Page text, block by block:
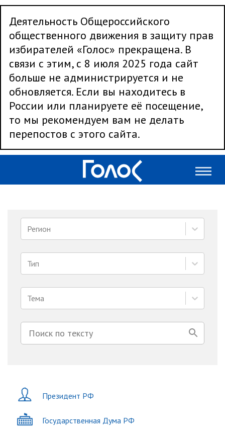
Деятельность Общероссийского
общественного движения в защиту прав
избирателей «Голос» прекращена. В
связи с этим, с 8 июля 2025 года сайт
больше не администрируется и не
обновляется. Если вы находитесь в
России или планируете её посещение,
то мы рекомендуем вам не делать
перепостов с этого сайта.
Регион
Тип
Тема
Президент РФ
Государственная Дума РФ